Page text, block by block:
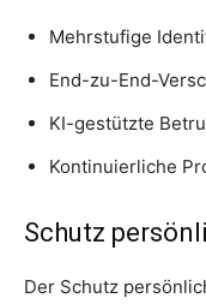
Mehrstufige
End-zu-End-
KI-gestützte
Kontinuierliche
Schutz
Der Schutz